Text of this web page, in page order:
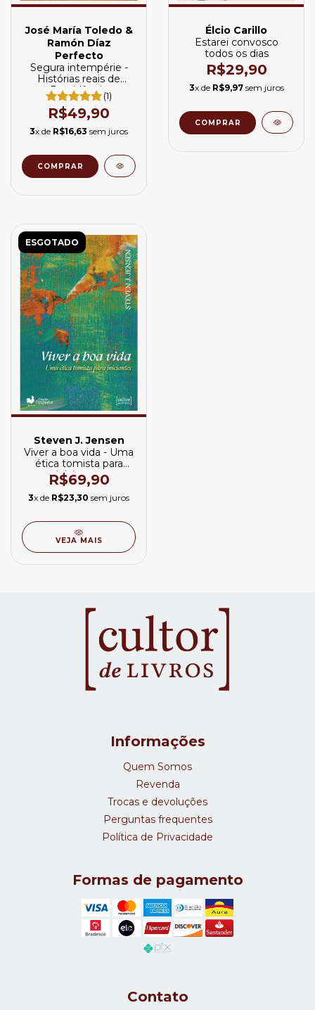
José María Toledo &
Ramón Díaz
Perfecto
Segura intempérie -
Histórias reais de
Providência(1)
R$49,90
3x de R$16,63 sem juros
Élcio Carillo
Estarei convosco
todos os dias
R$29,90
3x de R$9,97sem juros
ESGOTADO
Steven J. Jensen
Viver a boa vida - Uma
ética tomista para
iniciantes
R$69,90
3x de R$23,30 sem juros
VEJA MAIS
Informações
Quem Somos
Revenda
Trocas e devoluções
Perguntas frequentes
Política de Privacidade
Formas de pagamento
Contato